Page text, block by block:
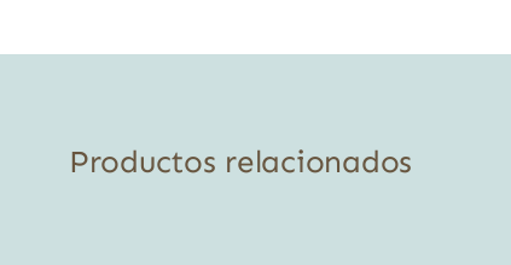
Productos relacionados